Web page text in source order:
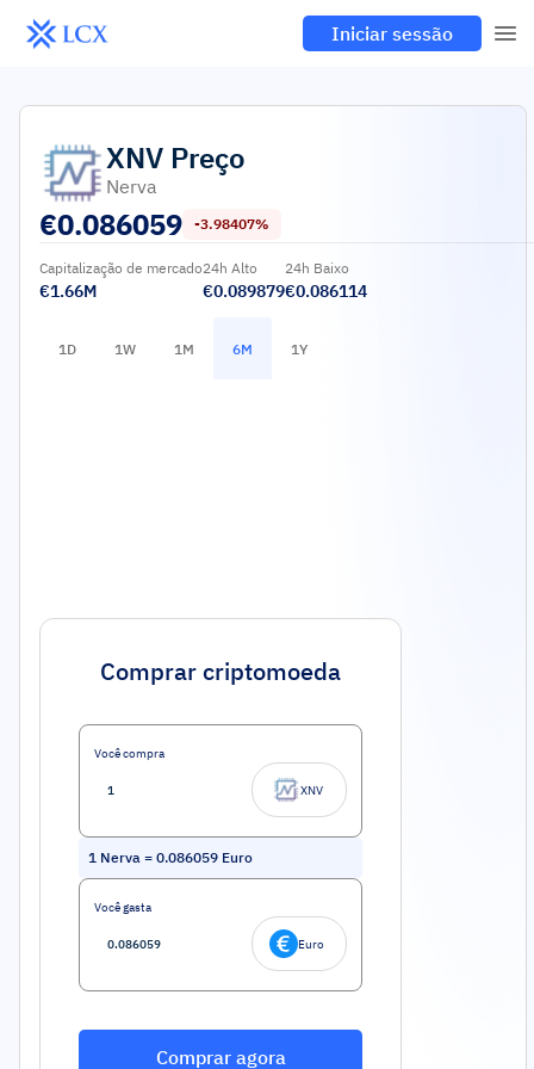
Iniciar sessão
XNV Preço
Nerva
€0.086059 -3.98407%
Capitalização de mercado
€1.66M
24h Alto
€0.089879
24h Baixo
€0.086114
1D 1W 1M 6M 1Y
Comprar criptomoeda
Você compra
XNV
1 Nerva = 0.086059 Euro
Você gasta
Euro
Comprar agora